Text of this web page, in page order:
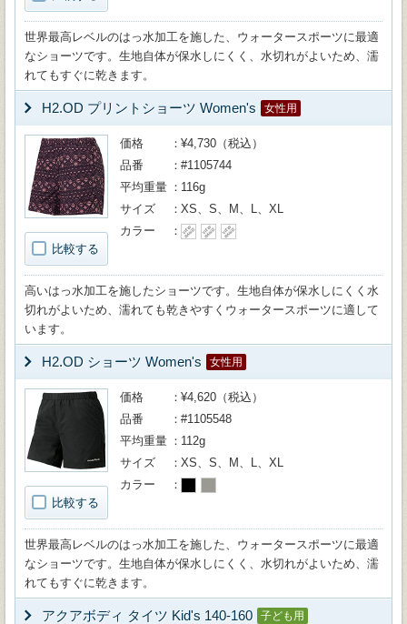
世界最高レベルのはっ水加工を施した、ウォータースポーツに最適
なショーツです。生地自体が保水しにくく、水切れがよいため、濡
れてもすぐに乾きます。
H2.OD プリントショーツ Women's 女性用
比較する
価格
¥4,730（税込）
品番
#1105744
平均重量
116g
サイズ
XS、S、M、L、XL
カラー
高いはっ水加工を施したショーツです。生地自体が保水しにくく水
切れがよいため、濡れても乾きやすくウォータースポーツに適して
います。
H2.OD ショーツ Women's 女性用
比較する
価格
¥4,620（税込）
品番
#1105548
平均重量
112g
サイズ
XS、S、M、L、XL
カラー
世界最高レベルのはっ水加工を施した、ウォータースポーツに最適
なショーツです。生地自体が保水しにくく、水切れがよいため、濡
れてもすぐに乾きます。
アクアボディ タイツ Kid's 140-160 子ども用